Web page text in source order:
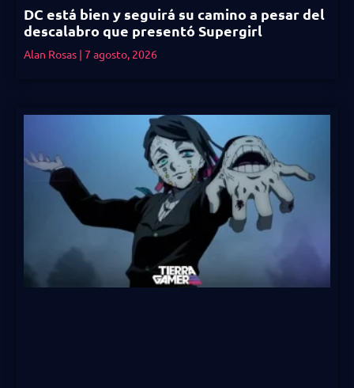
DC está bien y seguirá su camino a pesar del
descalabro que presentó Supergirl
Alan Rosas 7 agosto, 2026